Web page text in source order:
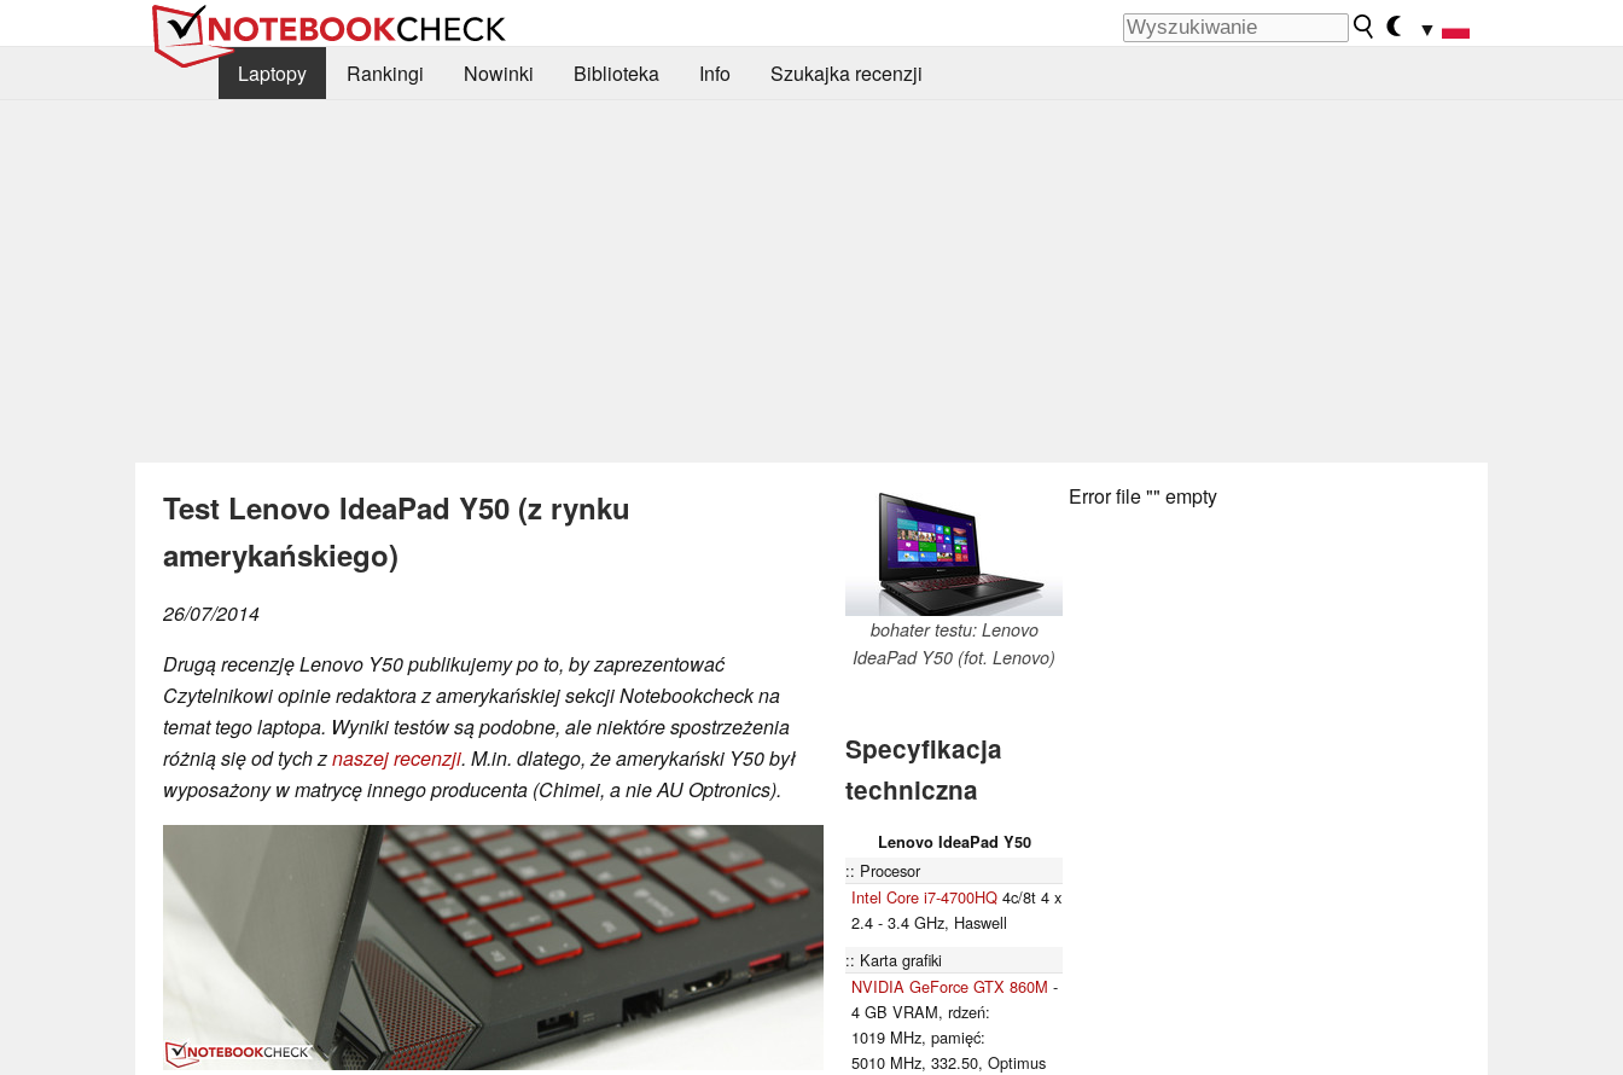
▼
Laptopy
Rankingi Nowinki Biblioteka Info Szukajka recenzji
Test Lenovo IdeaPad Y50 (z rynku
amerykańskiego)
26/07/2014
Drugą recenzję Lenovo Y50 publikujemy po to, by zaprezentować
Czytelnikowi opinie redaktora z amerykańskiej sekcji Notebookcheck na
temat tego laptopa. Wyniki testów są podobne, ale niektóre spostrzeżenia
różnią się od tych znaszej recenzji. M.in. dlatego, że amerykański Y50 był
wyposażony w matrycę innego producenta (Chimei, a nie AU Optronics).
bohater testu: Lenovo
IdeaPad Y50 (fot. Lenovo)
Specyfikacja
techniczna
Lenovo IdeaPad Y50
Procesor
Intel Core i7-4700HQ 4c/8t 4 x
2.4 - 3.4 GHz, Haswell
Karta grafiki
NVIDIA GeForce GTX 860M -
4 GB VRAM, rdzeń:
1019 MHz, pamięć:
5010 MHz, 332.50, Optimus
Error file "" empty